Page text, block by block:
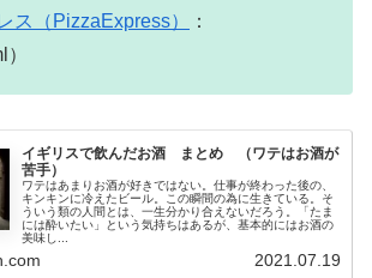
ス（PizzaExpress）
：
イギリスで飲んだお酒 まとめ （ワテはお酒が
苦手）
ワテはあまりお酒が好きではない。仕事が終わった後の、
キンキンに冷えたビール。この瞬間の為に生きている。そ
ういう類の人間とは、一生分かり合えないだろう。「たま
には酔いたい」という気持ちはあるが、基本的にはお酒の
美味し...
2021.07.19